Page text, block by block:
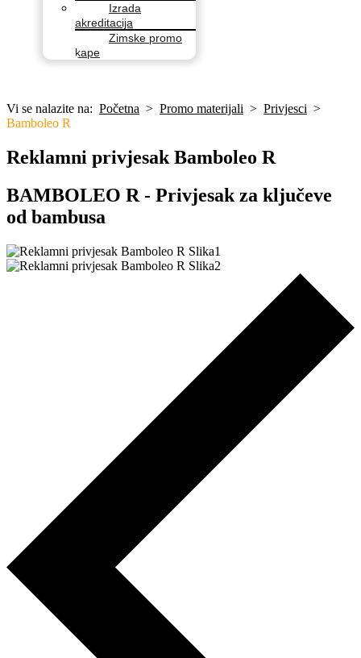
Izrada
akreditacija
Zimske promo
kape
Vi se nalazite na: Početna > Promo materijali > Privjesci >
Bamboleo R
Reklamni privjesak Bamboleo R
BAMBOLEO R - Privjesak za ključeve
od bambusa